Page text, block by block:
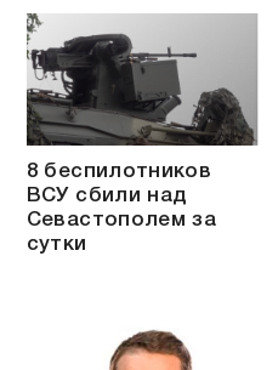
8 беспилотников
ВСУ сбили над
Севастополем за
сутки